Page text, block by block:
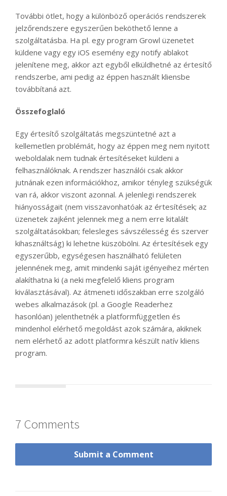
További ötlet, hogy a különböző operációs rendszerek
jelzőrendszere egyszerűen beköthető lenne a
szolgáltatásba. Ha pl. egy program Growl üzenetet
küldene vagy egy iOS esemény egy notify ablakot
jelenítene meg, akkor azt egyből elküldhetné az értesítő
rendszerbe, ami pedig az éppen használt kliensbe
továbbítaná azt.
Összefoglaló
Egy értesítő szolgáltatás megszüntetné azt a
kellemetlen problémát, hogy az éppen meg nem nyitott
weboldalak nem tudnak értesítéseket küldeni a
felhasználóknak. A rendszer használói csak akkor
jutnának ezen információkhoz, amikor tényleg szükségük
van rá, akkor viszont azonnal. A jelenlegi rendszerek
hiányosságait (nem visszavonhatóak az értesítések; az
üzenetek zajként jelennek meg a nem erre kitalált
szolgáltatásokban; felesleges sávszélesség és szerver
kihasználtság) ki lehetne küszöbölni. Az értesítések egy
egyszerűbb, egységesen használható felületen
jelennének meg, amit mindenki saját igényeihez mérten
alakíthatna ki (a neki megfelelő kliens program
kiválasztásával). Az átmeneti időszakban erre szolgáló
webes alkalmazások (pl. a Google Readerhez
hasonlóan) jelenthetnék a platformfüggetlen és
mindenhol elérhető megoldást azok számára, akiknek
nem elérhető az adott platformra készült natív kliens
program.
7 Comments
Submit a Comment